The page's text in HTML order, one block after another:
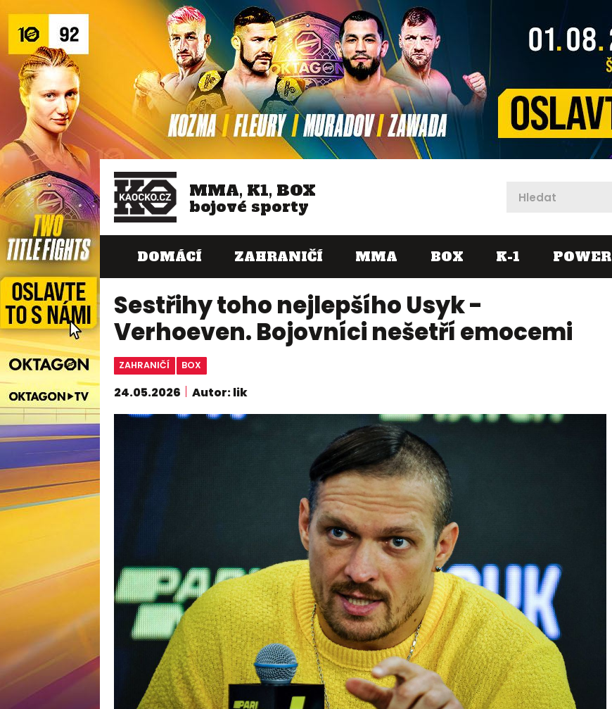
MMA, K1, BOX
bojové sporty
DOMÁCÍ ZAHRANIČÍ MMA BOX K-1 POWER
Sestřihy toho nejlepšího Usyk -
Verhoeven. Bojovníci nešetří emocemi
ZAHRANIČÍ BOX
24.05.2026 Autor: lik